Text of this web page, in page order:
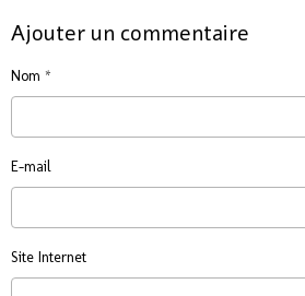
Ajouter un commentaire
Nom
E-mail
Site Internet